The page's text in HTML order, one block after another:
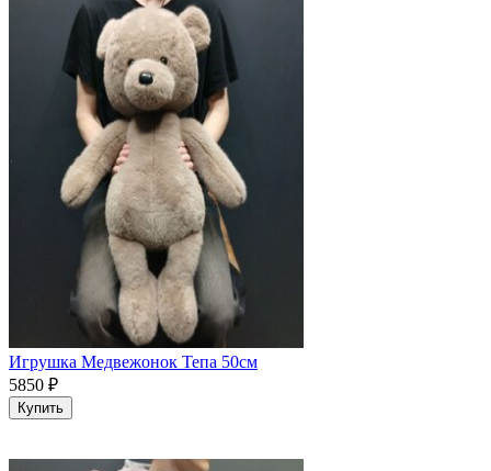
Игрушка Медвежонок Тепа 50см
5850 ₽
Купить